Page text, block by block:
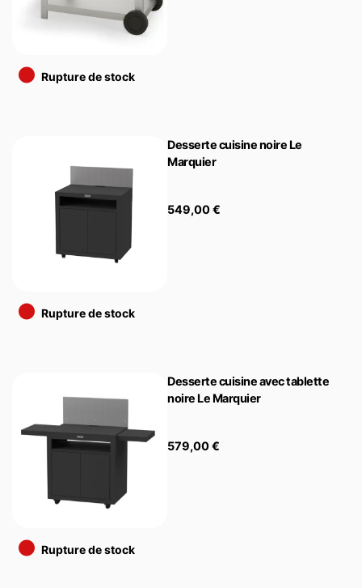
• Rupture de stock
Desserte cuisine noire Le
Marquier
549,00€
• Rupture de stock
Desserte cuisine avec tablette
noire Le Marquier
579,00€
• Rupture de stock